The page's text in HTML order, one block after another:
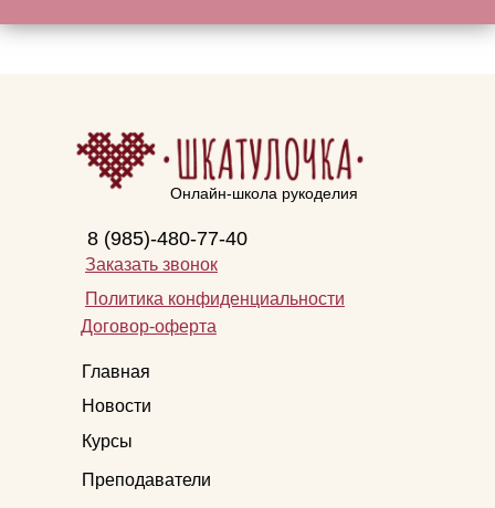
Онлайн-школа рукоделия
8 (985)-480-77-40
Заказать звонок
Главная
Новости
Курсы
Преподаватели
Политика конфиденциальности
Договор-оферта